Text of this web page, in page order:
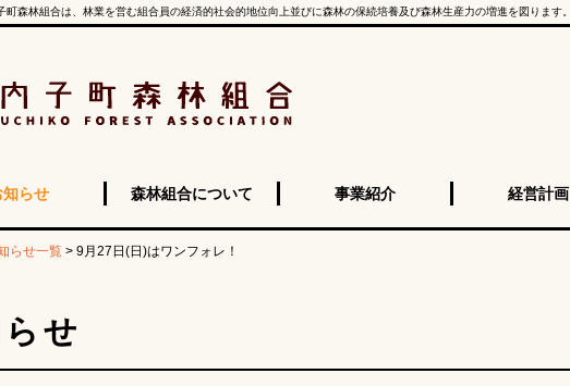
町森林組合は、林業を営む組合員の経済的社会的地位向上並びに森林の保続培養及び森林生産力の増進を図ります。
知らせ 森林組合について 事業紹介 経営計画
らせ一覧 > 9月27日(日)はワンフォレ！
せ